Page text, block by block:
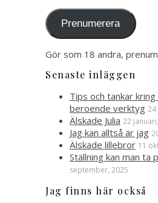
postadress
Prenumerera
Gör som 18 andra,
Senaste inläggen
Tips och tankar
beroende verktyg 24
Älskade Julia 22
Jag kan alltså är jag
Älskade lillebror 11
Ställning kan man ta
september, 2025
Jag finns här också